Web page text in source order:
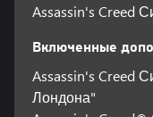
Assassin's Creed
Включенные
Assassin's Creed
Лондона"